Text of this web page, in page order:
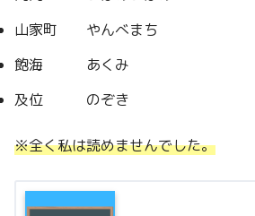
山家町 やんべまち
飽海 あくみ
及位 のぞき
※全く私は読めませんでした。